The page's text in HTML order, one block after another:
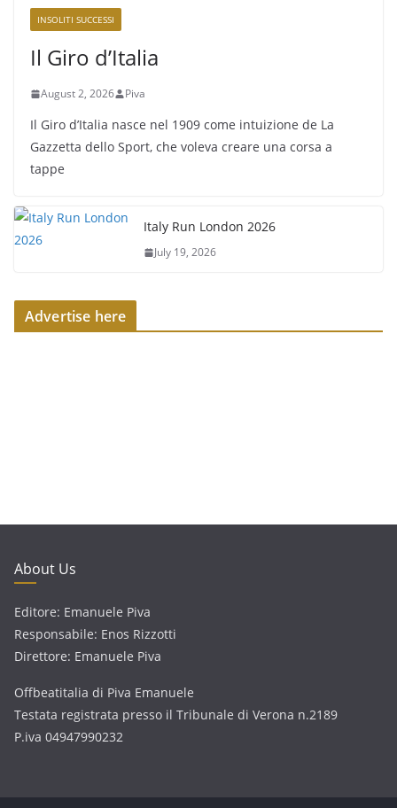
INSOLITI SUCCESSI
Il Giro d’Italia
August 2, 2026 Piva
Il Giro d’Italia nasce nel 1909 come intuizione de La
Gazzetta dello Sport, che voleva creare una corsa a
tappe
Italy Run London 2026
July 19, 2026
Advertise here
About Us
Editore: Emanuele Piva
Responsabile: Enos Rizzotti
Direttore: Emanuele Piva
Offbeatitalia di Piva Emanuele
Testata registrata presso il Tribunale di Verona n.2189
P.iva 04947990232